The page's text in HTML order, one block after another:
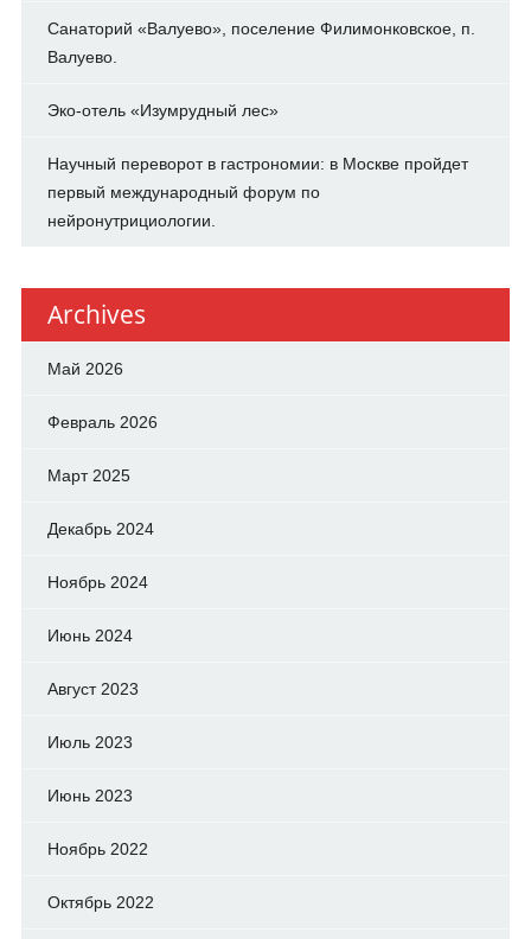
Санаторий «Валуево», поселение Филимонковское, п.
Валуево.
Эко-отель «Изумрудный лес»
Научный переворот в гастрономии: в Москве пройдет
первый международный форум по
нейронутрициологии.
Archives
Май 2026
Февраль 2026
Март 2025
Декабрь 2024
Ноябрь 2024
Июнь 2024
Август 2023
Июль 2023
Июнь 2023
Ноябрь 2022
Октябрь 2022